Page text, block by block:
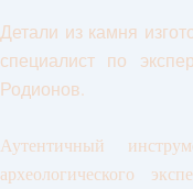
Детали из камня
специалист по
Родионов.
Аутентичный
археологического